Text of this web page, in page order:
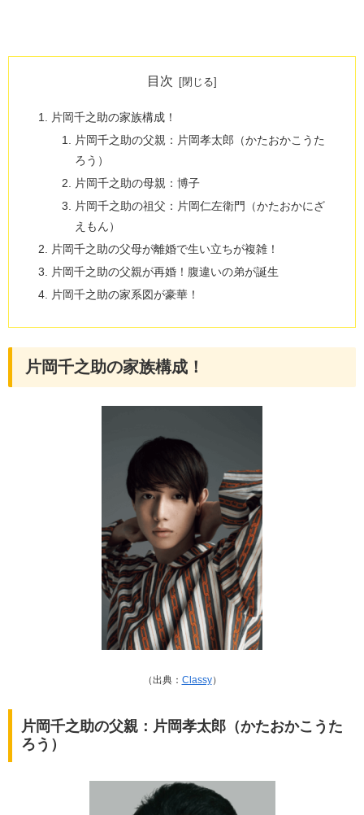
目次
片岡千之助の家族構成！
片岡千之助の父親：片岡孝太郎（かたおかこうた
ろう）
片岡千之助の母親：博子
片岡千之助の祖父：片岡仁左衛門（かたおかにざ
えもん）
片岡千之助の父母が離婚で生い立ちが複雑！
片岡千之助の父親が再婚！腹違いの弟が誕生
片岡千之助の家系図が豪華！
片岡千之助の家族構成！
（出典： Classy）
片岡千之助の父親：片岡孝太郎（かたおかこうた
ろう）